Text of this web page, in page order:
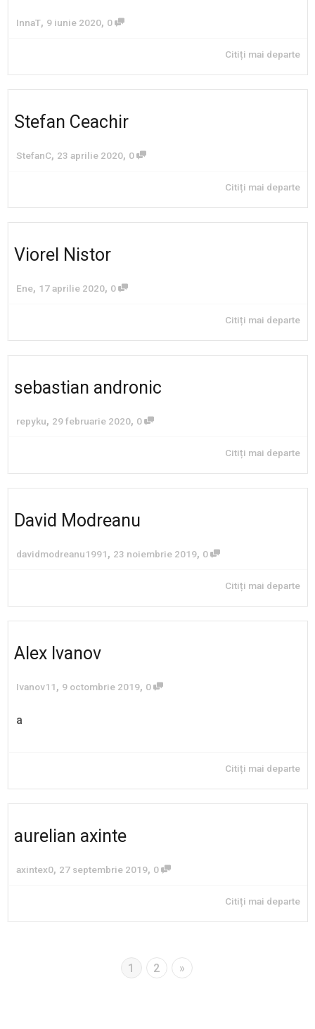
InnaT, 9 iunie 2020, 0
Citiți mai departe
Stefan Ceachir
StefanC, 23 aprilie 2020, 0
Citiți mai departe
Viorel Nistor
Ene, 17 aprilie 2020, 0
Citiți mai departe
sebastian andronic
repyku, 29 februarie 2020, 0
Citiți mai departe
David Modreanu
davidmodreanu1991, 23 noiembrie 2019, 0
Citiți mai departe
Alex Ivanov
Ivanov11, 9 octombrie 2019, 0
a
Citiți mai departe
aurelian axinte
axintex0, 27 septembrie 2019, 0
Citiți mai departe
1 2 »